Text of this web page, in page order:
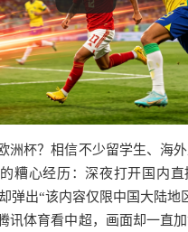
洲杯？相信不少留学生、海
糟心经历：深夜打开国内直
弹出“该内容仅限中国大陆地
讯体育看中超，画面却一直